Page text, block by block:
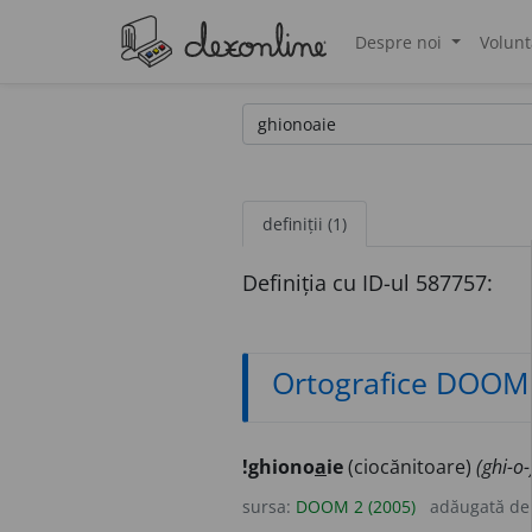
Despre noi
definiții (1)
Definiția cu ID-ul 587757:
Ortografice DOOM
!ghionoaie(ciocănitoare) (ghi-
sursa: DOOM 2 (2005) adăugată